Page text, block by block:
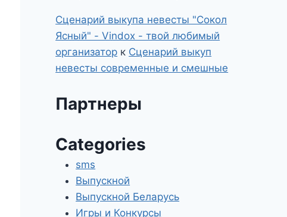
Сценарий выкупа невесты "Сокол
Ясный" - Vindox - твой любимый
организатор к Сценарий выкуп
невесты современные и смешные
Партнеры
Categories
sms
Выпускной
Выпускной Беларусь
Игры и Конкурсы